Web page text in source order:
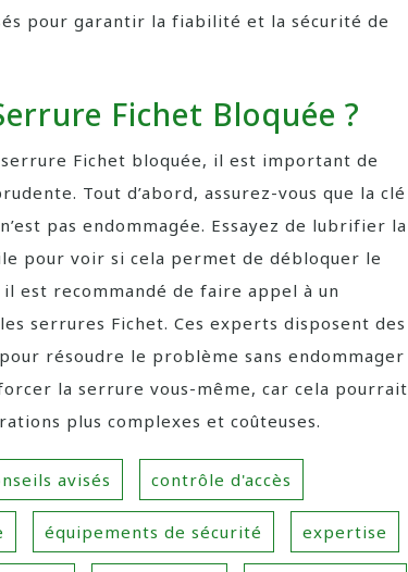
pour garantir la fiabilité et la sécurité de
Fichet Bloquée ?
Fichet bloquée, il est important de
Tout d’abord, assurez-vous que la clé
pas endommagée. Essayez de lubrifier la
pour voir si cela permet de débloquer le
est recommandé de faire appel à un
serrures Fichet. Ces experts disposent des
résoudre le problème sans endommager
la serrure vous-même, car cela pourrait
plus complexes et coûteuses.
avisés contrôle d'accès
équipements de sécurité expertise